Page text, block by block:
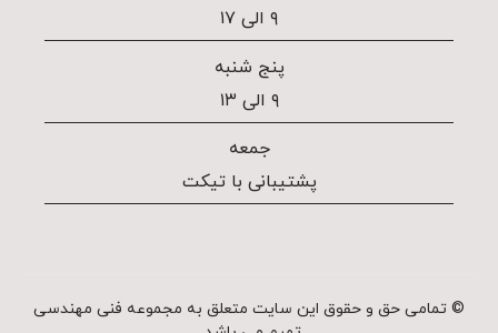
۹ الی ۱۷
پنج شنبه
۹ الی ۱۳
جمعه
پشتیبانی با تیکت
© تمامی حق و حقوق این سایت متعلق به مجموعه فنی مهندسی